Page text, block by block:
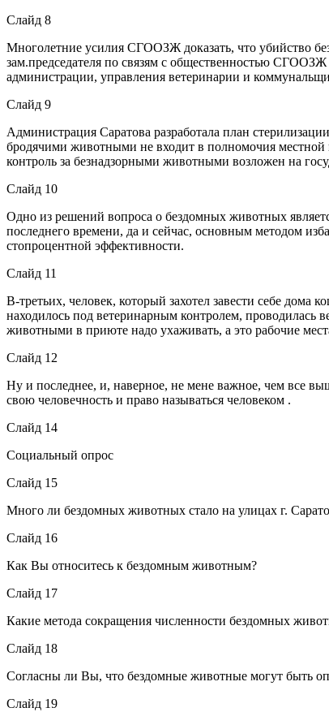
Слайд 8
Многолетние усилия СГООЗЖ доказать, что убийство
зам.председателя по связям с общественностью
администрации, управления ветеринарии и
Слайд 9
Администрация Саратова разработала план
бродячими животными не входит в полномочия местной
контроль за безнадзорными животными возложен на
Слайд 10
Одно из решений вопроса о бездомных животных
последнего времени, да и сейчас, основным методом
стопроцентной эффективности.
Слайд 11
В-третьих, человек, который захотел завести себе
находилось под ветеринарным контролем,
животными в приюте надо ухаживать, а это рабочие
Слайд 12
Ну и последнее, и, наверное, не мене важное, чем все
свою человечность и право называться человеком .
Слайд 14
Социальный опрос
Слайд 15
Много ли бездомных животных стало на улицах г.
Слайд 16
Как Вы относитесь к бездомным животным?
Слайд 17
Какие метода сокращения численности бездомных
Слайд 18
Согласны ли Вы, что бездомные животные могут быть
Слайд 19